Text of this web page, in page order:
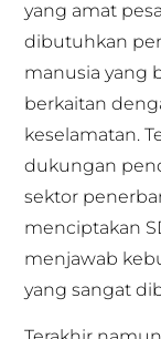
yang amat
dibutuhkan
manusia yang
berkaitan
keselamatan.
dukungan
sektor
menciptakan
menjawab
yang sangat